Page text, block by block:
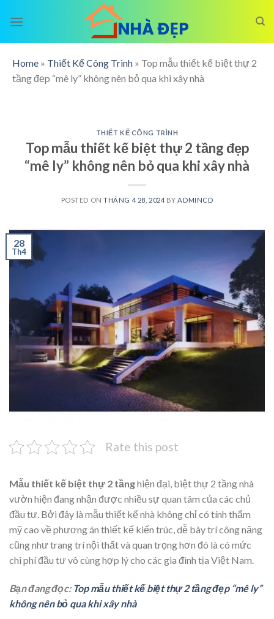
Home » Thiết Kế Công Trình » Top mẫu thiết kế biệt thự 2
tầng đẹp “mê ly” không nên bỏ qua khi xây nhà
THIẾT KẾ CÔNG TRÌNH
Top mẫu thiết kế biệt thự 2 tầng đẹp
“mê ly” không nên bỏ qua khi xây nhà
POSTED ONTHÁNG 4 28, 2024 BYADMINCD
28
Th4
Rate this post
Mẫu thiết kế biệt thự 2 tầnghiện đại, biệt thự 2 tầng nhà
vườn hiện đang nhận được nhiều sự quan tâm của các chủ
đầu tư. Bởi đây là mẫu thiết kế nhà không chỉ có tính thẩm
mỹ cao về phương án thiết kế kiến trúc, dễ bày trí công năng
cũng như trang trí nội thất và quan trọng hơn đó là có mức
chi phí đầu tư vô cùng hợp lý cho các gia đình tịa Việt Nam.
Bạn đang đọc: Top mẫu thiết kế biệt thự 2 tầng đẹp “mê ly”
không nên bỏ qua khi xây nhà